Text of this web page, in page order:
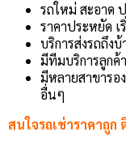
รถใหม่ สะอาด
ราคาประหยัด
บริการส่งรถถึง
มีทีมบริการลูกค้
มีหลายสาขารอ
อื่นๆ
สนใจรถเช่าราคาถูก